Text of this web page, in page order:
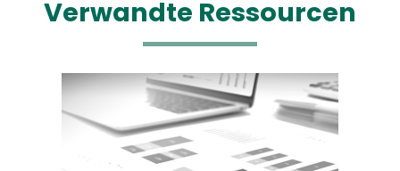
Verwandte Ressourcen